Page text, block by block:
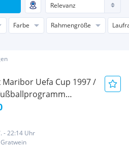
Farbe Rahmengröße
Maribor Uefa Cup 1997 /
Fußball NK Maribor
- 22:14 Uhr